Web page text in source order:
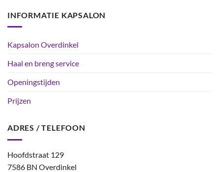
INFORMATIE KAPSALON
Kapsalon Overdinkel
Haal en breng service
Openingstijden
Prijzen
ADRES / TELEFOON
Hoofdstraat 129
7586 BN Overdinkel